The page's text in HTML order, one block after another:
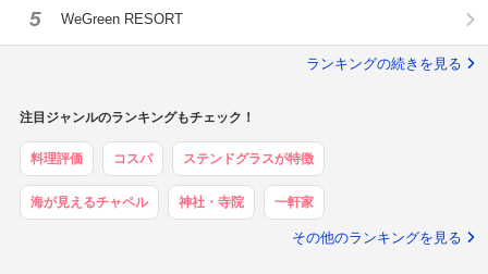
5 WeGreen RESORT
ランキングの続きを見る
注目ジャンルのランキングもチェック！
料理評価 コスパ ステンドグラスが特徴
海が見えるチャペル 神社・寺院 一軒家
その他のランキングを見る